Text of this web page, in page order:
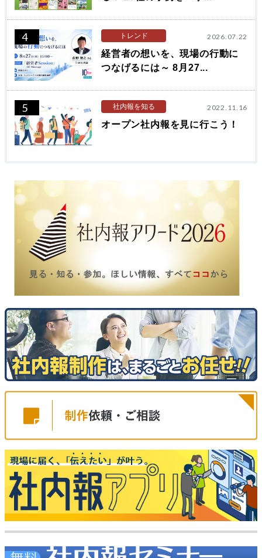
4 トレンド 2026.07.22
経営者の想いを、現場の行動に
つなげるには～ 8月27...
5 社内報を知る 2022.11.16
オープン社内報を見に行こう！